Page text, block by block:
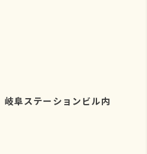
阜ステーションビル内